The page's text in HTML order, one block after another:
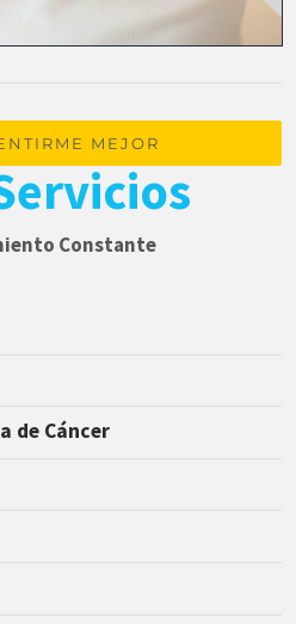
MEJOR
Constante
de Cáncer